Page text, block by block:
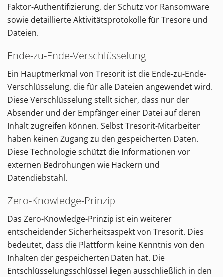
Faktor-Authentifizierung, der Schutz vor Ransomware
sowie detaillierte Aktivitätsprotokolle für Tresore und
Dateien.
Ende-zu-Ende-Verschlüsselung
Ein Hauptmerkmal von Tresorit ist die Ende-zu-Ende-
Verschlüsselung, die für alle Dateien angewendet wird.
Diese Verschlüsselung stellt sicher, dass nur der
Absender und der Empfänger einer Datei auf deren
Inhalt zugreifen können. Selbst Tresorit-Mitarbeiter
haben keinen Zugang zu den gespeicherten Daten.
Diese Technologie schützt die Informationen vor
externen Bedrohungen wie Hackern und
Datendiebstahl.
Zero-Knowledge-Prinzip
Das Zero-Knowledge-Prinzip ist ein weiterer
entscheidender Sicherheitsaspekt von Tresorit. Dies
bedeutet, dass die Plattform keine Kenntnis von den
Inhalten der gespeicherten Daten hat. Die
Entschlüsselungsschlüssel liegen ausschließlich in den